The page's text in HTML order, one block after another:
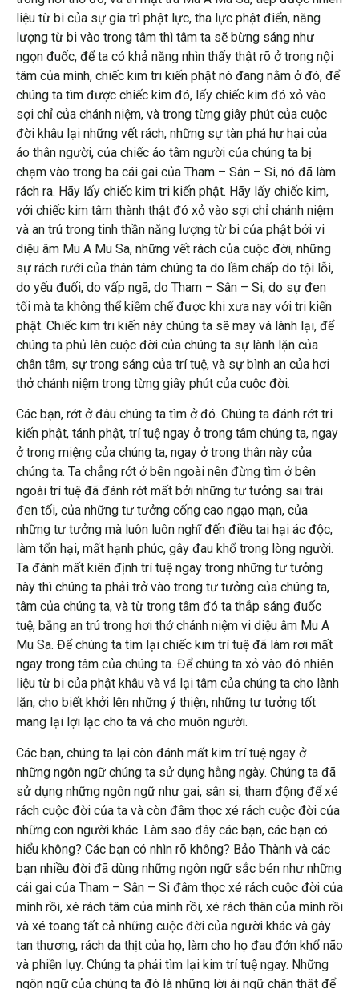
liệu từ bi của sự gia trì phật lực, tha lực phật điển, năng
lượng từ bi vào trong tâm thì tâm ta sẽ bừng sáng như
ngọn đuốc, để ta có khả năng nhìn thấy thật rõ ở trong nội
tâm của mình, chiếc kim tri kiến phật nó đang nằm ở đó, để
chúng ta tìm được chiếc kim đó, lấy chiếc kim đó xỏ vào
sợi chỉ của chánh niệm, và trong từng giây phút của cuộc
đời khâu lại những vết rách, những sự tàn phá hư hại của
áo thân người, của chiếc áo tâm người của chúng ta bị
chạm vào trong ba cái gai của Tham – Sân – Si, nó đã làm
rách ra. Hãy lấy chiếc kim tri kiến phật. Hãy lấy chiếc kim,
với chiếc kim tâm thành thật đó xỏ vào sợi chỉ chánh niệm
và an trú trong tinh thần năng lượng từ bi của phật bởi vi
diệu âm Mu A Mu Sa, những vết rách của cuộc đời, những
sự rách rưới của thân tâm chúng ta do lầm chấp do tội lỗi,
do yếu đuối, do vấp ngã, do Tham – Sân – Si, do sự đen
tối mà ta không thể kiềm chế được khi xưa nay với tri kiến
phật. Chiếc kim tri kiến này chúng ta sẽ may vá lành lại, để
chúng ta phủ lên cuộc đời của chúng ta sự lành lặn của
chân tâm, sự trong sáng của trí tuệ, và sự bình an của hơi
thở chánh niệm trong từng giây phút của cuộc đời.
Các bạn, rớt ở đâu chúng ta tìm ở đó. Chúng ta đánh rớt tri
kiến phật, tánh phật, trí tuệ ngay ở trong tâm chúng ta, ngay
ở trong miệng của chúng ta, ngay ở trong thân này của
chúng ta. Ta chẳng rớt ở bên ngoài nên đừng tìm ở bên
ngoài trí tuệ đã đánh rớt mất bởi những tư tưởng sai trái
đen tối, của những tư tưởng cống cao ngạo mạn, của
những tư tưởng mà luôn luôn nghĩ đến điều tai hại ác độc,
làm tổn hại, mất hạnh phúc, gây đau khổ trong lòng người.
Ta đánh mất kiên định trí tuệ ngay trong những tư tưởng
này thì chúng ta phải trở vào trong tư tưởng của chúng ta,
tâm của chúng ta, và từ trong tâm đó ta thắp sáng đuốc
tuệ, bằng an trú trong hơi thở chánh niệm vi diệu âm Mu A
Mu Sa. Để chúng ta tìm lại chiếc kim trí tuệ đã làm rơi mất
ngay trong tâm của chúng ta. Để chúng ta xỏ vào đó nhiên
liệu từ bi của phật khâu và vá lại tâm của chúng ta cho lành
lặn, cho biết khởi lên những ý thiện, những tư tưởng tốt
mang lại lợi lạc cho ta và cho muôn người.
Các bạn, chúng ta lại còn đánh mất kim trí tuệ ngay ở
những ngôn ngữ chúng ta sử dụng hằng ngày. Chúng ta đã
sử dụng những ngôn ngữ như gai, sân si, tham động để xé
rách cuộc đời của ta và còn đâm thọc xé rách cuộc đời của
những con người khác. Làm sao đây các bạn, các bạn có
hiểu không? Các bạn có nhìn rõ không? Bảo Thành và các
bạn nhiều đời đã dùng những ngôn ngữ sắc bén như những
cái gai của Tham – Sân – Si đâm thọc xé rách cuộc đời của
mình rồi, xé rách tâm của mình rồi, xé rách thân của mình rồi
và xé toang tất cả những cuộc đời của người khác và gây
tan thương, rách da thịt của họ, làm cho họ đau đớn khổ não
và phiền lụy. Chúng ta phải tìm lại kim trí tuệ ngay. Những
ngôn ngữ của chúng ta đó là những lời ái ngữ chân thật để